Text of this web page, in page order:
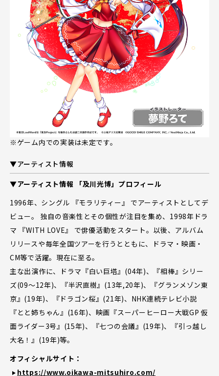
※ゲーム内での実装は未定です。
▼アーティスト情報
▼アーティスト情報 「及川光博」プロフィール
1996年、シングル 『モラリティー』 でアーティストとしてデ
ビュー。 独自の音楽性とその個性が注目を集め、1998年ドラ
マ 『WITH LOVE』 で俳優活動をスタート。以後、アルバム
リリースや毎年全国ツアーを行うとともに、ドラマ・映画・
CM等で活躍。現在に至る。
主な出演作に、ドラマ『白い巨塔』(04年)、『相棒』シリー
ズ(09～12年)、『半沢直樹』(13年,20年)、『グランメゾン東
京』(19年)、『ドラゴン桜』(21年)、NHK連続テレビ小説
『とと姉ちゃん』(16年)、映画『スーパーヒーロー大戦GP 仮
面ライダー3号』(15年)、『七つの会議』(19年)、『引っ越し
大名！』(19年)等。
オフィシャルサイト：
https://www.oikawa-mitsuhiro.com/